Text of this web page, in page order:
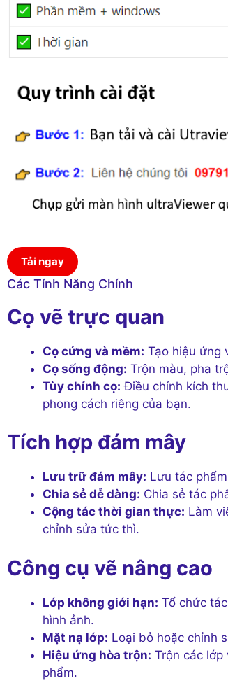
Tải ngay
Các Tính Năng Chính
Cọ vẽ trực quan
Cọ cứng và mềm: Tạo hiệu ứng
Cọ sống động: Trộn màu, pha
Tùy chỉnh cọ: Điều chỉnh kích
phong cách riêng của bạn.
Tích hợp đám mây
Lưu trữ đám mây: Lưu tác
Chia sẻ dễ dàng: Chia sẻ tác
Cộng tác thời gian thực: Làm
chỉnh sửa tức thì.
Công cụ vẽ nâng cao
Lớp không giới hạn: Tổ chức
hình ảnh.
Mặt nạ lớp: Loại bỏ hoặc chỉnh
Hiệu ứng hòa trộn: Trộn các
phẩm.